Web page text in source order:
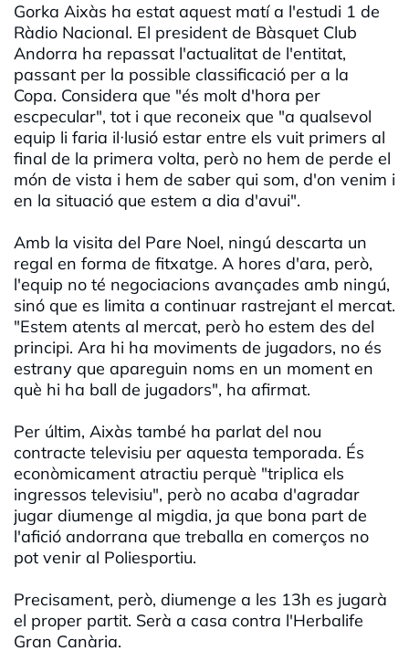
Gorka Aixàs ha estat aquest matí a l'estudi 1 de
Ràdio Nacional. El president de Bàsquet Club
Andorra ha repassat l'actualitat de l'entitat,
passant per la possible classificació per a la
Copa. Considera que "és molt d'hora per
escpecular", tot i que reconeix que "a qualsevol
equip li faria il·lusió estar entre els vuit primers al
final de la primera volta, però no hem de perde el
món de vista i hem de saber qui som, d'on venim i
en la situació que estem a dia d'avui".
Amb la visita del Pare Noel, ningú descarta un
regal en forma de fitxatge. A hores d'ara, però,
l'equip no té negociacions avançades amb ningú,
sinó que es limita a continuar rastrejant el mercat.
"Estem atents al mercat, però ho estem des del
principi. Ara hi ha moviments de jugadors, no és
estrany que apareguin noms en un moment en
què hi ha ball de jugadors", ha afirmat.
Per últim, Aixàs també ha parlat del nou
contracte televisiu per aquesta temporada. És
econòmicament atractiu perquè "triplica els
ingressos televisiu", però no acaba d'agradar
jugar diumenge al migdia, ja que bona part de
l'afició andorrana que treballa en comerços no
pot venir al Poliesportiu.
Precisament, però, diumenge a les 13h es jugarà
el proper partit. Serà a casa contra l'Herbalife
Gran Canària.